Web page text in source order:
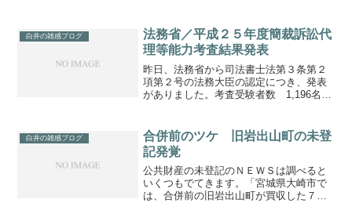
７年２月２６日（木）空家等対策の推進
に関する特別措置法につい...
白井の雑感ブログ
法務省／平成２５年度簡裁訴訟代
理等能力考査結果発表
昨日、法務省から司法書士法第３条第２
項第２号の法務大臣の認定につき、発表
がありました。考査受験者数 1,196名認
白井の雑感ブログ
合併前のツケ 旧岩出山町の未登
記発覚
公共財産の未登記のＮＥＷＳは調べると
いくつもでてきます。「宮城県大崎市で
は、合併前の旧岩出山町が買収した７８